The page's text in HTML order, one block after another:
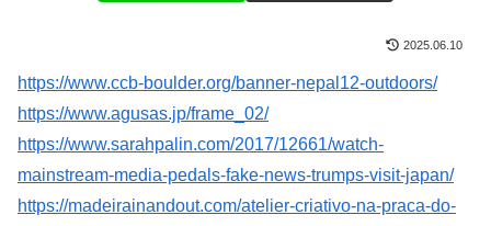
2025.06.10
https://www.ccb-boulder.org/banner-nepal12-outdoors/
https://www.agusas.jp/frame_02/
https://www.sarahpalin.com/2017/12661/watch-
mainstream-media-pedals-fake-news-trumps-visit-japan/
https://madeirainandout.com/atelier-criativo-na-praca-do-